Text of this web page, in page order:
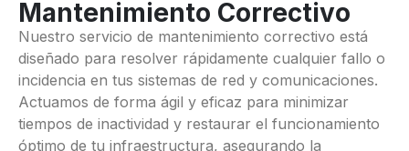
Mantenimiento Correctivo
Nuestro servicio de mantenimiento correctivo está
diseñado para resolver rápidamente cualquier fallo o
incidencia en tus sistemas de red y comunicaciones.
Actuamos de forma ágil y eficaz para minimizar
tiempos de inactividad y restaurar el funcionamiento
óptimo de tu infraestructura, asegurando la